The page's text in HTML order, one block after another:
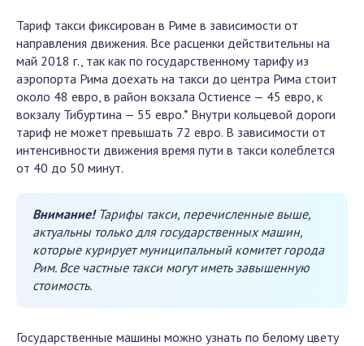
Тариф такси фиксирован в Риме в зависимости от
направления движения. Все расценки действительны на
май 2018 г., так как по государственному тарифу из
аэропорта Рима доехать на такси до центра Рима стоит
около 48 евро, в район вокзала Остиенсе — 45 евро, к
вокзалу Тибуртина — 55 евро.* Внутри кольцевой дороги
тариф не может превышать 72 евро. В зависимости от
интенсивности движения время пути в такси колеблется
от 40 до 50 минут.
Внимание! Тарифы такси, перечисленные выше,
актуальны только для государственных машин,
которые курирует муниципальный комитет города
Рим. Все частные такси могут иметь завышенную
стоимость.
Государственные машины можно узнать по белому цвету